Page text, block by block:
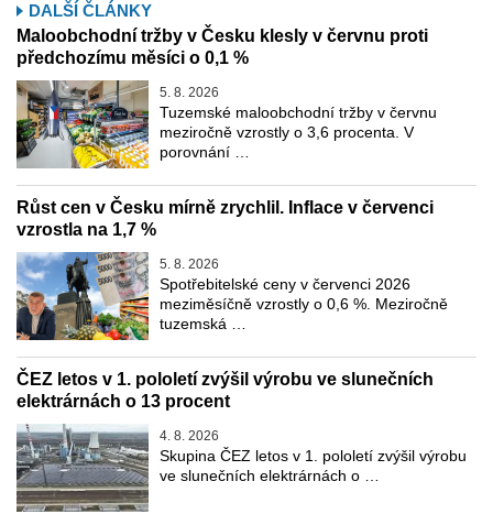
DALŠÍ ČLÁNKY
Maloobchodní tržby v Česku klesly v červnu proti
předchozímu měsíci o 0,1 %
5. 8. 2026
Tuzemské maloobchodní tržby v červnu
meziročně vzrostly o 3,6 procenta. V
porovnání …
Růst cen v Česku mírně zrychlil. Inflace v červenci
vzrostla na 1,7 %
5. 8. 2026
Spotřebitelské ceny v červenci 2026
meziměsíčně vzrostly o 0,6 %. Meziročně
tuzemská …
ČEZ letos v 1. pololetí zvýšil výrobu ve slunečních
elektrárnách o 13 procent
4. 8. 2026
Skupina ČEZ letos v 1. pololetí zvýšil výrobu
ve slunečních elektrárnách o …